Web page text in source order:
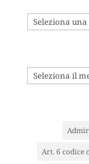
CATEGORIE
ARCHIVIO
Art. 6 codice